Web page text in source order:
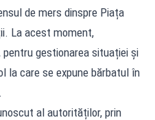
de mers dinspre Piața
La acest moment,
gestionarea situației și
la care se expune bărbatul în
al autorităților, prin